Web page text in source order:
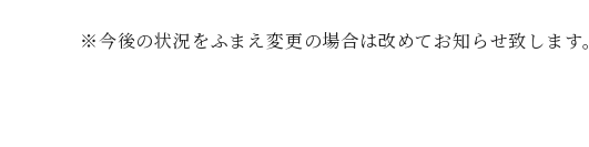
※今後の状況をふまえ変更の場合は改めてお知らせ致します。